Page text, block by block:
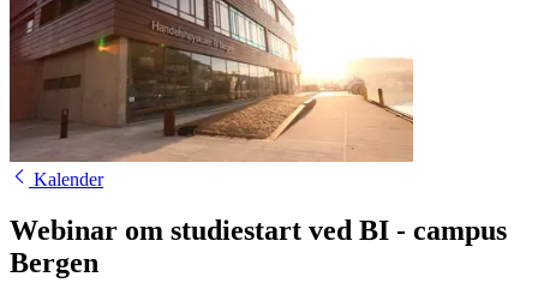
Kalender
Webinar om studiestart ved BI - campus
Bergen